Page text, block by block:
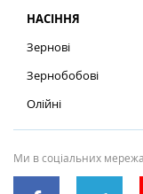
НАСІННЯ
Зернові
Зернобобові
Олійні
Ми в соціальних